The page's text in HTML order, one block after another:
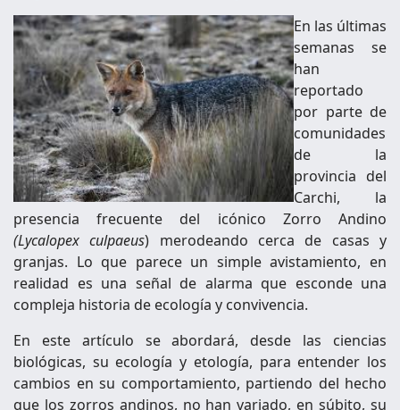
En las últimas
semanas se
han
reportado
por parte de
comunidades
de la
provincia del
Carchi, la
presencia frecuente del icónico Zorro Andino
(Lycalopex culpaeus) merodeando cerca de casas y
granjas. Lo que parece un simple avistamiento, en
realidad es una señal de alarma que esconde una
compleja historia de ecología y convivencia.
En este artículo se abordará, desde las ciencias
biológicas, su ecología y etología, para entender los
cambios en su comportamiento, partiendo del hecho
que los zorros andinos, no han variado, en súbito, su